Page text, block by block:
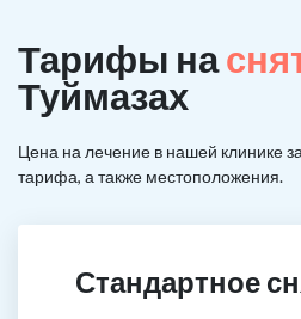
Тарифы на
Туймазах
Цена на лечение в нашей клинике
тарифа, а также местоположения.
Стандартное